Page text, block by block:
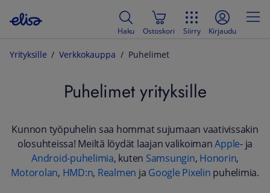
Haku Ostoskori Siirry Kirjaudu
Yrityksille Verkkokauppa Puhelimet
Puhelimet yrityksille
Kunnon työpuhelin saa hommat sujumaan vaativissakin
olosuhteissa! Meiltä löydät laajan valikoimanApple- ja
Android-puhelimia, kuten Samsungin, Honorin,
Motorolan, HMD:n, Realmen ja Google Pixelin puhelimia.